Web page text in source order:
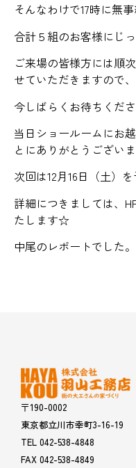
そんなわけで17時に無事
合計５組のお客様にじ
ご来場の皆様方には順
せていただきますので、
今しばらくお待ちくださ
当日ショールームにお
とにありがとうござい
次回は12月16日（土）
詳細につきましては、
たします☆
中尾のレポートでした。
〒190-0002
東京都立川市幸町3-16-19
TEL 042-538-4848
FAX 042-538-4849